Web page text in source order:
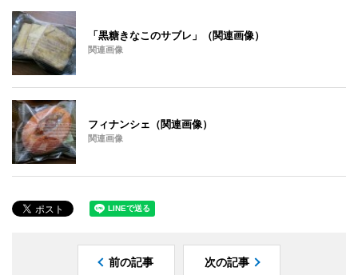
「黒糖きなこのサブレ」（関連画像）
関連画像
フィナンシェ（関連画像）
関連画像
前の記事 次の記事